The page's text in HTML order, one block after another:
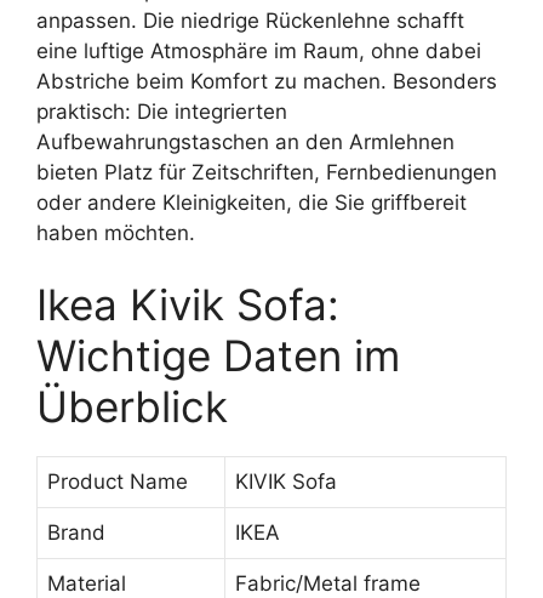
anpassen. Die niedrige Rückenlehne schafft
eine luftige Atmosphäre im Raum, ohne dabei
Abstriche beim Komfort zu machen. Besonders
praktisch: Die integrierten
Aufbewahrungstaschen an den Armlehnen
bieten Platz für Zeitschriften, Fernbedienungen
oder andere Kleinigkeiten, die Sie griffbereit
haben möchten.
Ikea Kivik Sofa:
Wichtige Daten im
Überblick
Product Name KIVIK Sofa
Brand IKEA
Material Fabric/Metal frame